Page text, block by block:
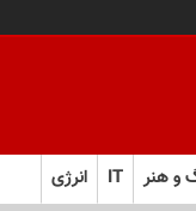
و هنر IT انرژی